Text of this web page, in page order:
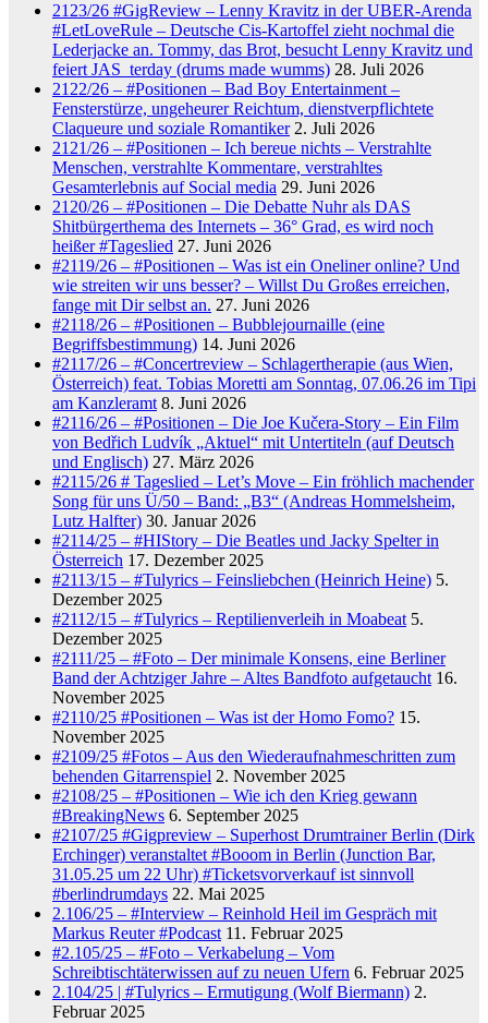
2123/26 #GigReview – Lenny Kravitz in der UBER-Arenda
#LetLoveRule – Deutsche Cis-Kartoffel zieht nochmal die
Lederjacke an. Tommy, das Brot, besucht Lenny Kravitz und
feiert JAS_terday (drums made wumms) 28. Juli 2026
2122/26 – #Positionen – Bad Boy Entertainment –
Fensterstürze, ungeheurer Reichtum, dienstverpflichtete
Claqueure und soziale Romantiker 2. Juli 2026
2121/26 – #Positionen – Ich bereue nichts – Verstrahlte
Menschen, verstrahlte Kommentare, verstrahltes
Gesamterlebnis auf Social media 29. Juni 2026
2120/26 – #Positionen – Die Debatte Nuhr als DAS
Shitbürgerthema des Internets – 36° Grad, es wird noch
heißer #Tageslied 27. Juni 2026
#2119/26 – #Positionen – Was ist ein Oneliner online? Und
wie streiten wir uns besser? – Willst Du Großes erreichen,
fange mit Dir selbst an. 27. Juni 2026
#2118/26 – #Positionen – Bubblejournaille (eine
Begriffsbestimmung) 14. Juni 2026
#2117/26 – #Concertreview – Schlagertherapie (aus Wien,
Österreich) feat. Tobias Moretti am Sonntag, 07.06.26 im Tipi
am Kanzleramt 8. Juni 2026
#2116/26 – #Positionen – Die Joe Kučera-Story – Ein Film
von Bedřich Ludvík „Aktuel“ mit Untertiteln (auf Deutsch
und Englisch) 27. März 2026
#2115/26 # Tageslied – Let’s Move – Ein fröhlich machender
Song für uns Ü/50 – Band: „B3“ (Andreas Hommelsheim,
Lutz Halfter) 30. Januar 2026
#2114/25 – #HIStory – Die Beatles und Jacky Spelter in
Österreich 17. Dezember 2025
#2113/15 – #Tulyrics – Feinsliebchen (Heinrich Heine) 5.
Dezember 2025
#2112/15 – #Tulyrics – Reptilienverleih in Moabeat 5.
Dezember 2025
#2111/25 – #Foto – Der minimale Konsens, eine Berliner
Band der Achtziger Jahre – Altes Bandfoto aufgetaucht 16.
November 2025
#2110/25 #Positionen – Was ist der Homo Fomo? 15.
November 2025
#2109/25 #Fotos – Aus den Wiederaufnahmeschritten zum
behenden Gitarrenspiel 2. November 2025
#2108/25 – #Positionen – Wie ich den Krieg gewann
#BreakingNews 6. September 2025
#2107/25 #Gigpreview – Superhost Drumtrainer Berlin (Dirk
Erchinger) veranstaltet #Booom in Berlin (Junction Bar,
31.05.25 um 22 Uhr) #Ticketsvorverkauf ist sinnvoll
#berlindrumdays 22. Mai 2025
2.106/25 – #Interview – Reinhold Heil im Gespräch mit
Markus Reuter #Podcast 11. Februar 2025
#2.105/25 – #Foto – Verkabelung – Vom
Schreibtischtäterwissen auf zu neuen Ufern 6. Februar 2025
2.104/25 | #Tulyrics – Ermutigung (Wolf Biermann) 2.
Februar 2025